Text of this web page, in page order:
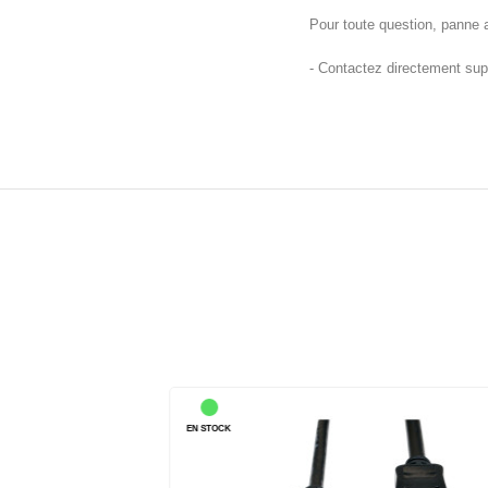
Pour toute question, panne
- Contactez directement
EN STOCK